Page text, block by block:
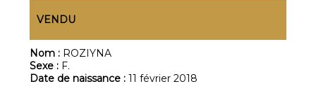
VENDU
Nom : ROZIYNA
Sexe : F.
Date de naissance :11 février 2018